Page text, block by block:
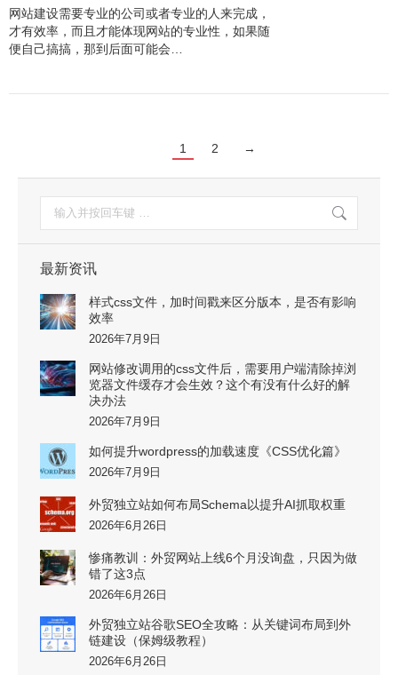
网站建设需要专业的公司或者专业的人来完成，
才有效率，而且才能体现网站的专业性，如果随
便自己搞搞，那到后面可能会…
1 2 →
索：
最新资讯
样式css文件，加时间戳来区分版本，是否有影响
效率
2026年7月9日
网站修改调用的css文件后，需要用户端清除掉浏
览器文件缓存才会生效？这个有没有什么好的解
决办法
2026年7月9日
如何提升wordpress的加载速度《CSS优化篇》
2026年7月9日
外贸独立站如何布局Schema以提升AI抓取权重
2026年6月26日
惨痛教训：外贸网站上线6个月没询盘，只因为做
错了这3点
2026年6月26日
外贸独立站谷歌SEO全攻略：从关键词布局到外
链建设（保姆级教程）
2026年6月26日